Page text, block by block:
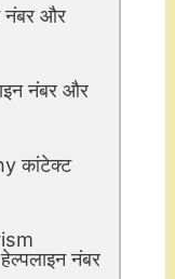
नंबर और
नंबर और
कांटेक्ट
नंबर